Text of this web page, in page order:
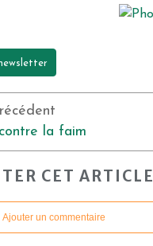
la faim
CET ARTICLE
Ajouter un commentaire